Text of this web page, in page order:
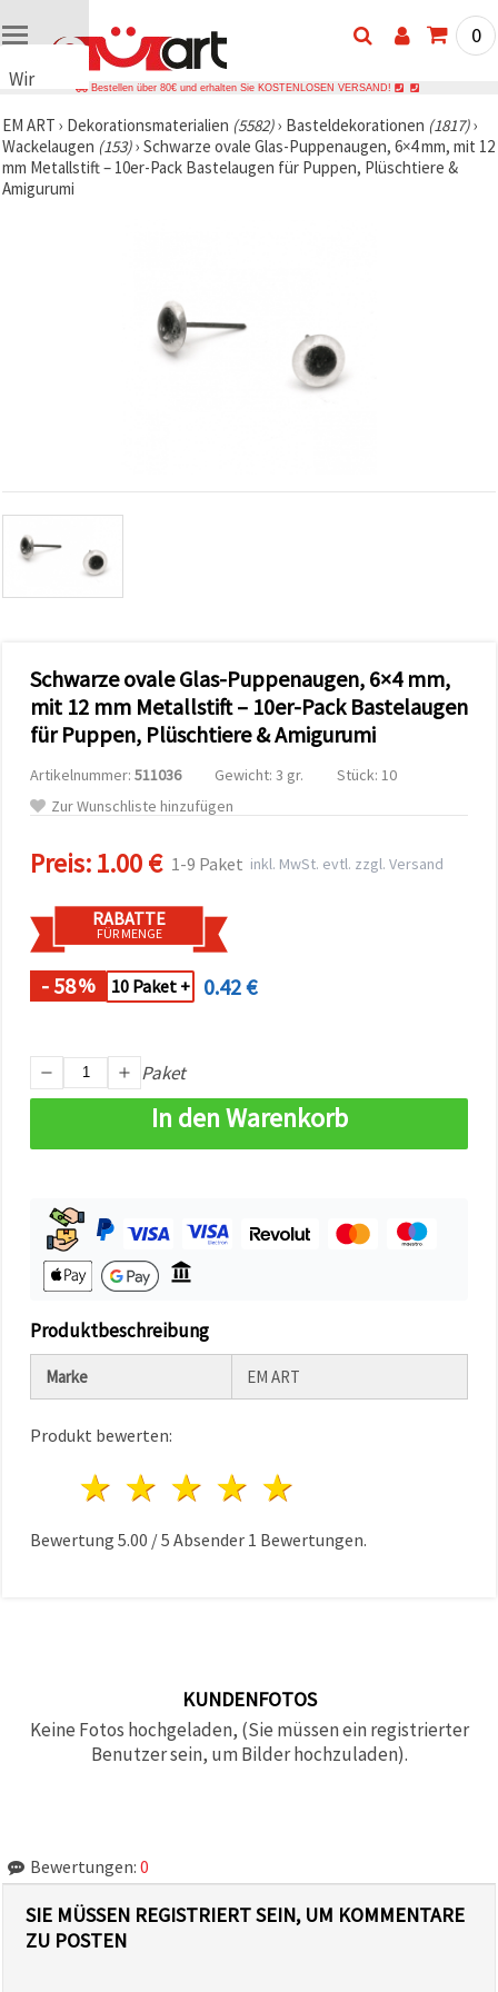
Wir
Cookies
🍪 Wir
verwenden
Cookies
Datenverkehr
zu
analysieren
sowie
relevantere
Werbung
unserer
Partner für
Analyse
und
Marketing.
Sie können
Cookies
oder Ihre
Auswahl in
Einstellungen
individuell
festlegen.
Ihre
Einwilligung
können Sie
oder
widerrufen.
Impressum
Richtlinie
akzeptieren
Cookie-
Einstellungen
0
Bestellen über 80€ und erhalten Sie KOSTENLOSEN VERSAND!
EM ART › Dekorationsmaterialien (5582)› Basteldekorationen (1817)›
Wackelaugen (153)› Schwarze ovale Glas-Puppenaugen, 6×4 mm, mit 12
mm Metallstift – 10er-Pack Bastelaugen für Puppen, Plüschtiere &
Amigurumi
Schwarze ovale Glas-Puppenaugen, 6×4 mm,
mit 12 mm Metallstift – 10er-Pack Bastelaugen
für Puppen, Plüschtiere & Amigurumi
Artikelnummer: 511036 Gewicht: 3 gr.
Stück: 10
Zur Wunschliste hinzufügen
Preis:1.00 € 1-9 Paket inkl. MwSt. evtl. zzgl. Versand
RABATTE
FÜR MENGE
- 58% 10 Paket + 0.42 €
Paket
In den Warenkorb
Produktbeschreibung
Marke EM ART
Produkt bewerten:
4 Sterne
3 Sterne
2 Sterne
1 Stern
Bewertung 5.00 /5 Absender 1 Bewertungen.
KUNDENFOTOS
Keine Fotos hochgeladen, (Sie müssen ein registrierter
Benutzer sein, um Bilder hochzuladen).
Bewertungen: 0
SIE MÜSSEN REGISTRIERT SEIN, UM KOMMENTARE
ZU POSTEN